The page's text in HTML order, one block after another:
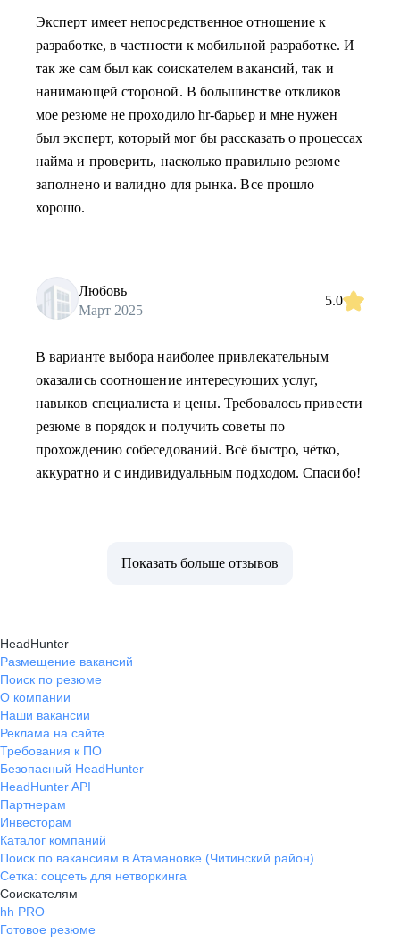
Эксперт имеет непосредственное отношение к
разработке, в частности к мобильной разработке. И
так же сам был как соискателем вакансий, так и
нанимающей стороной. В большинстве откликов
мое резюме не проходило hr-барьер и мне нужен
был эксперт, который мог бы рассказать о процессах
найма и проверить, насколько правильно резюме
заполнено и валидно для рынка. Все прошло
хорошо.
Любовь
Март 2025
5.0
В варианте выбора наиболее привлекательным
оказались соотношение интересующих услуг,
навыков специалиста и цены. Требовалось привести
резюме в порядок и получить советы по
прохождению собеседований. Всё быстро, чётко,
аккуратно и с индивидуальным подходом. Спасибо!
Показать больше отзывов
HeadHunter
Размещение вакансий
Поиск по резюме
О компании
Наши вакансии
Реклама на сайте
Требования к ПО
Безопасный HeadHunter
HeadHunter API
Партнерам
Инвесторам
Каталог компаний
Поиск по вакансиям в Атамановке (Читинский район)
Сетка: соцсеть для нетворкинга
Соискателям
hh PRO
Готовое резюме